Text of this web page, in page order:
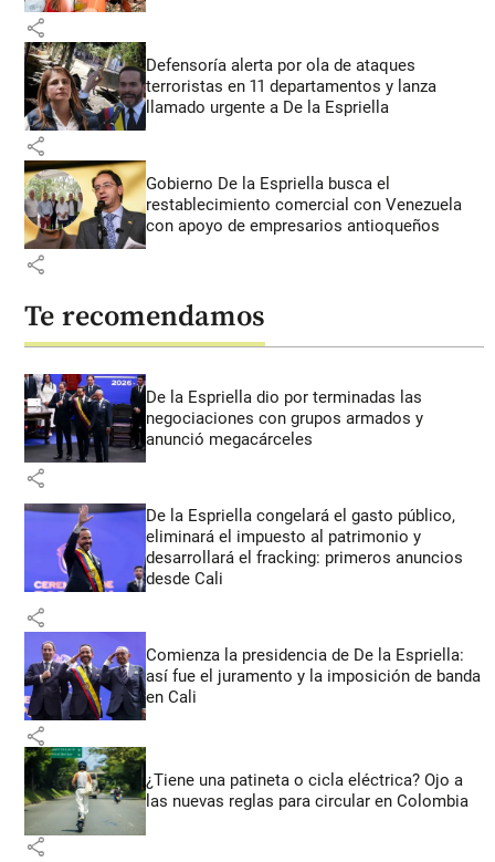
share
Defensoría alerta por ola de ataques
terroristas en 11 departamentos y lanza
llamado urgente a De la Espriella
share
Gobierno De la Espriella busca el
restablecimiento comercial con Venezuela
con apoyo de empresarios antioqueños
share
Te recomendamos
De la Espriella dio por terminadas las
negociaciones con grupos armados y
anunció megacárceles
share
De la Espriella congelará el gasto público,
eliminará el impuesto al patrimonio y
desarrollará el fracking: primeros anuncios
desde Cali
share
Comienza la presidencia de De la Espriella:
así fue el juramento y la imposición de banda
en Cali
share
¿Tiene una patineta o cicla eléctrica? Ojo a
las nuevas reglas para circular en Colombia
share